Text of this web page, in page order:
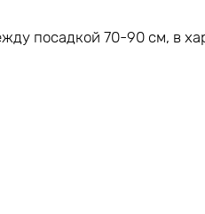
посадкой 70-90 см, в